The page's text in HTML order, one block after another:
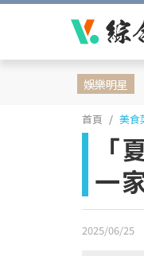
娛樂明星
首頁 美食
「
一
2025/06/25